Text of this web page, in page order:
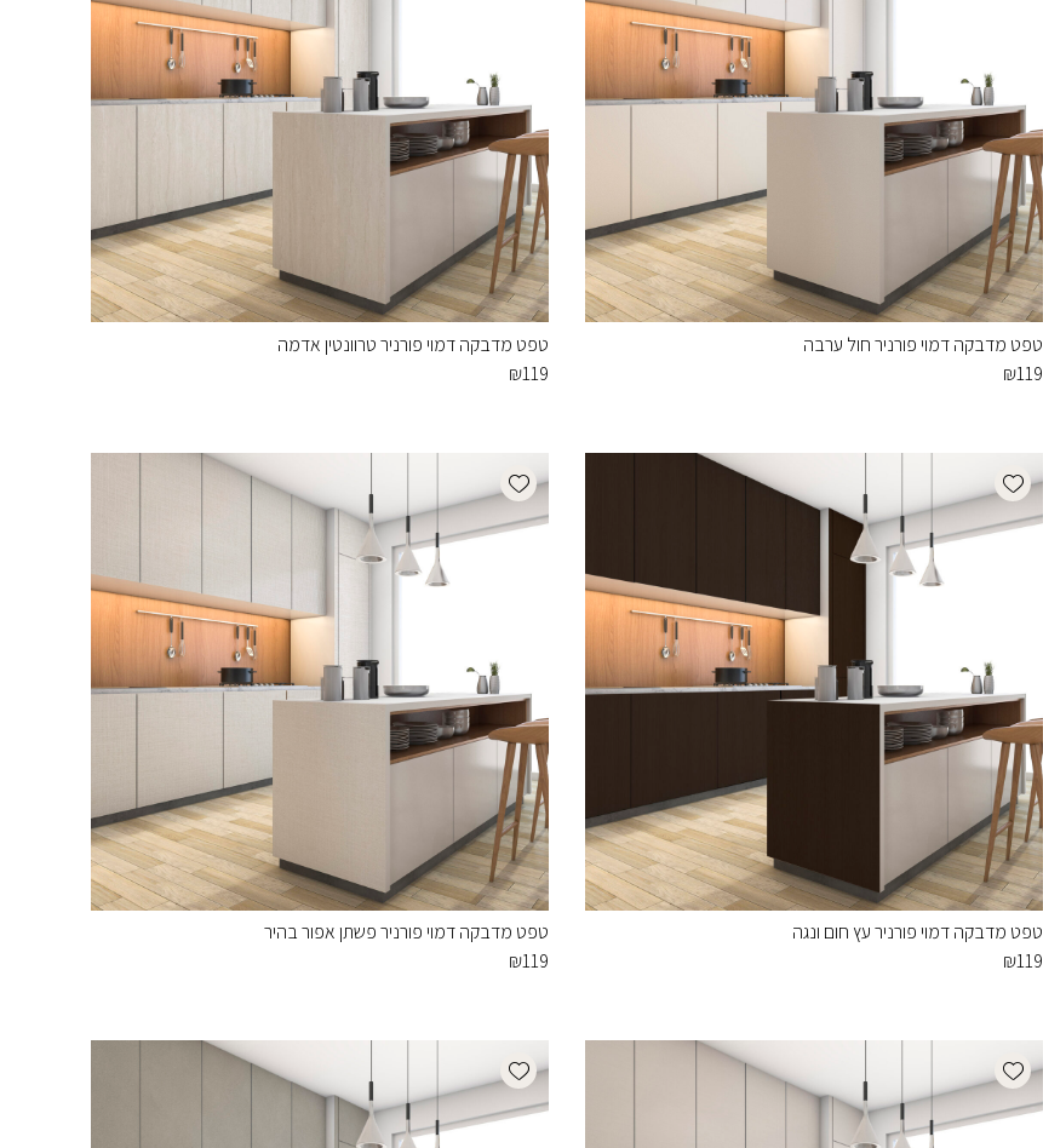
טפט מדבקה דמוי פורניר חול ערבה
₪119
טפט מדבקה דמוי פורניר טרוונטין אדמה
₪119
Add wishlist
טפט מדבקה דמוי פורניר עץ חום ונגה
₪119
Add wishlist
טפט מדבקה דמוי פורניר פשתן אפור בהיר
₪119
Add wishlist
Add wishlist